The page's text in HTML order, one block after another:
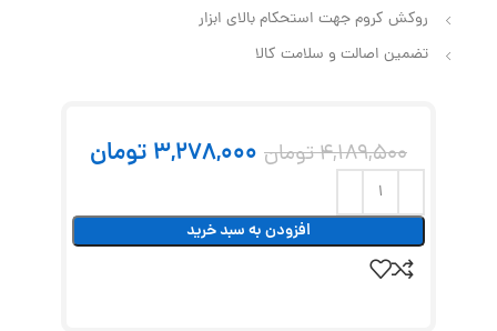
روکش کروم جهت استحکام بالای ابزار
تضمین اصالت و سلامت کالا
4,189,500تومان 3,278,000 تومان
افزودن به سبد خرید